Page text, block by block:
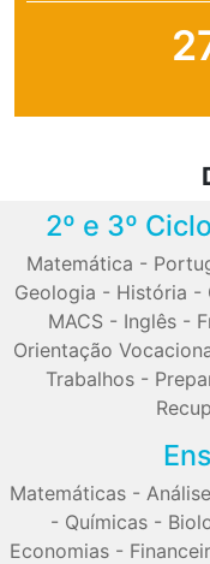
2º e 3º
Matemática -
Geologia - História -
MACS - Inglês -
Orientação
Trabalhos -
Matemáticas -
- Químicas-
Economias-